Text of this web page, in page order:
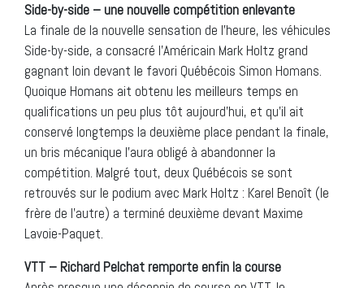
Side-by-side – une nouvelle compétition enlevante
La finale de la nouvelle sensation de l’heure, les véhicules
Side-by-side, a consacré l’Américain Mark Holtz grand
gagnant loin devant le favori Québécois Simon Homans.
Quoique Homans ait obtenu les meilleurs temps en
qualifications un peu plus tôt aujourd’hui, et qu’il ait
conservé longtemps la deuxième place pendant la finale,
un bris mécanique l’aura obligé à abandonner la
compétition. Malgré tout, deux Québécois se sont
retrouvés sur le podium avec Mark Holtz : Karel Benoît (le
frère de l’autre) a terminé deuxième devant Maxime
Lavoie-Paquet.
VTT – Richard Pelchat remporte enfin la course